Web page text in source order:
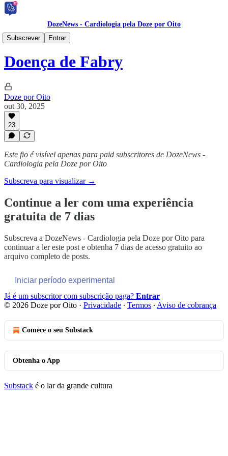
DozeNews - Cardiologia pela Doze por Oito
Subscrever
Entrar
DozeNews PRIME 🥇
Doença de Fabry
Doze por Oito
out 30, 2025
23
Este fio é visível apenas para paid subscritores de DozeNews -
Cardiologia pela Doze por Oito
Subscreva para visualizar →
Continue a ler com uma experiência
gratuita de 7 dias
Subscreva a DozeNews - Cardiologia pela Doze por Oito para
continuar a ler este post e obtenha 7 dias de acesso gratuito ao
arquivo completo de posts.
Iniciar período experimental
Já é um subscritor com subscrição paga? Entrar
© 2026 Doze por Oito · Privacidade ∙ Termos ∙ Aviso de cobrança
Comece o seu Substack
Obtenha o App
Substack é o lar da grande cultura